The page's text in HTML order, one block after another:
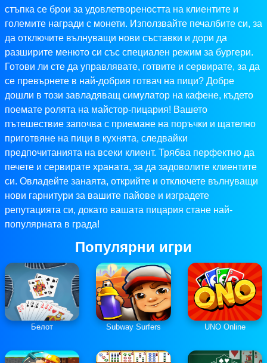
стъпка се брои за удовлетвореността на клиентите и
големите награди с монети. Използвайте печалбите си, за
да отключите вълнуващи нови съставки и дори да
разширите менюто си със специален режим за бургери.
Готови ли сте да управлявате, готвите и сервирате, за да
се превърнете в най-добрия готвач на пици? Добре
дошли в този завладяващ симулатор на кафене, където
поемате ролята на майстор-пицария! Вашето
пътешествие започва с приемане на поръчки и щателно
приготвяне на пици в кухнята, следвайки
предпочитанията на всеки клиент. Трябва перфектно да
печете и сервирате храната, за да задоволите клиентите
си. Овладейте занаята, открийте и отключете вълнуващи
нови гарнитури за вашите пайове и изградете
репутацията си, докато вашата пицария стане най-
популярната в града!
Популярни игри
Белот Subway Surfers UNO Online